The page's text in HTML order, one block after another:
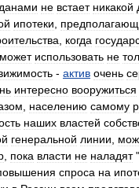
не встает никакой
ипотеки
когда
может использовать не
- актив очень
интересно вооружиться
населению самому
наших властей
генеральной линии
пока власти не наладят"
спроса на